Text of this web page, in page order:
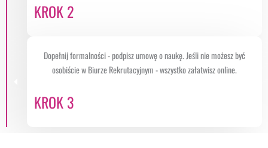
KROK 2
Dopełnij formalności - podpisz umowę o naukę. Jeśli nie możesz być
osobiście w Biurze Rekrutacyjnym - wszystko załatwisz online.
KROK 3